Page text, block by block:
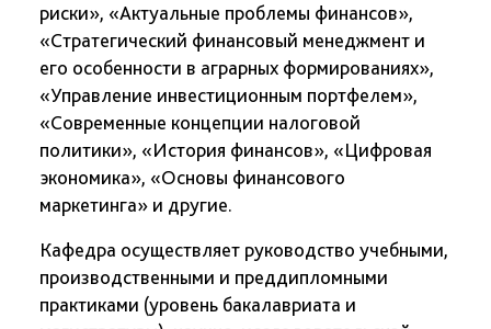
риски», «Актуальные проблемы финансов»,
«Стратегический финансовый менеджмент и
его особенности в аграрных формированиях»,
«Управление инвестиционным портфелем»,
«Современные концепции налоговой
политики», «История финансов», «Цифровая
экономика», «Основы финансового
маркетинга» и другие.
Кафедра осуществляет руководство учебными,
производственными и преддипломными
практиками (уровень бакалавриата и